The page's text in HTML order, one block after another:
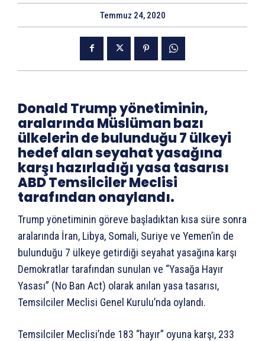
Temmuz 24, 2020
Donald Trump yönetiminin,
aralarında Müslüman bazı
ülkelerin de bulunduğu 7 ülkeyi
hedef alan seyahat yasağına
karşı hazırladığı yasa tasarısı
ABD Temsilciler Meclisi
tarafından onaylandı.
Trump yönetiminin göreve başladıktan kısa süre sonra
aralarında İran, Libya, Somali, Suriye ve Yemen’in de
bulunduğu 7 ülkeye getirdiği seyahat yasağına karşı
Demokratlar tarafından sunulan ve “Yasağa Hayır
Yasası” (No Ban Act) olarak anılan yasa tasarısı,
Temsilciler Meclisi Genel Kurulu’nda oylandı.
Temsilciler Meclisi’nde 183 “hayır” oyuna karşı, 233